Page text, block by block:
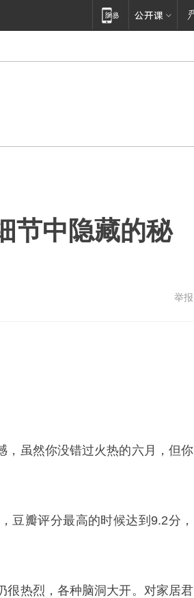
节中隐藏的秘
举报
，虽然你没错过火热的六月，但你
豆瓣评分最高的时候达到9.2分，
很热烈，各种脑洞大开。对家居君